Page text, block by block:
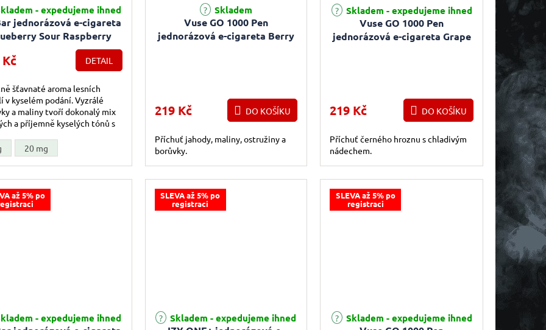
jednorázová e-cigareta
Sour Raspberry
(Borůvka a malina)
hodnocení produktu je 5,0 z 5 hvězdiček.
- expedujeme ihned
DETAIL
šťavnaté aroma lesních
v kyselém podání. Vyzrálé
a maliny tvoří dokonalý mix
a příjemně kyselých tónů s
20 mg
Vuse GO 1000 Pen
jednorázová e-cigareta Berry
Průměrné hodnocení produktu je 2,0 z 5 hvězdiček.
Skladem
219 Kč DO KOŠÍKU
Příchuť jahody, maliny, ostružiny a
borůvky.
Vuse GO 1000 Pen
jednorázová e-cigareta Grape
Skladem - expedujeme ihned
219 Kč DO KOŠÍKU
Příchuť černého hroznu s chladivým
nádechem.
až 5% po
- expedujeme ihned
SLEVA až 5% po
registraci
Průměrné hodnocení produktu je 5,0 z 5 hvězdiček.
Skladem - expedujeme ihned
SLEVA až 5% po
registraci
Skladem - expedujeme ihned